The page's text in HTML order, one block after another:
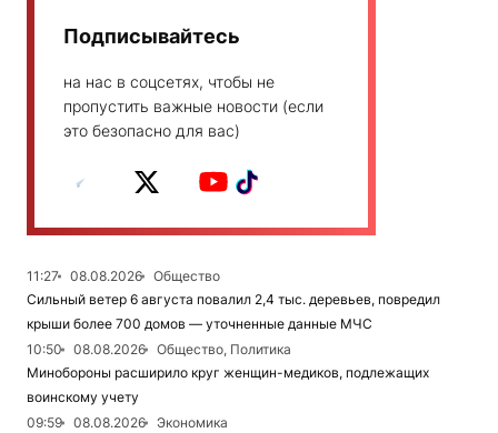
Подписывайтесь
на нас в соцсетях, чтобы не
пропустить важные новости (если
это безопасно для вас)
11:27 08.08.2026
Общество
Сильный ветер 6 августа повалил 2,4 тыс. деревьев, повредил
крыши более 700 домов — уточненные данные МЧС
10:50
08.08.2026
Общество, Политика
Минобороны расширило круг женщин-медиков, подлежащих
воинскому учету
09:59
08.08.2026
Экономика